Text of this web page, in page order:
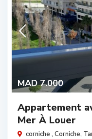
MAD 7.000
Appartement
Mer À Louer
corniche , Corniche,